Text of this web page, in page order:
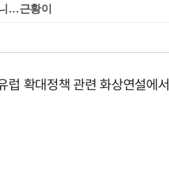
…근황이
럽 확대정책 관련 화상연설